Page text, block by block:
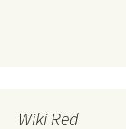
Wiki Red